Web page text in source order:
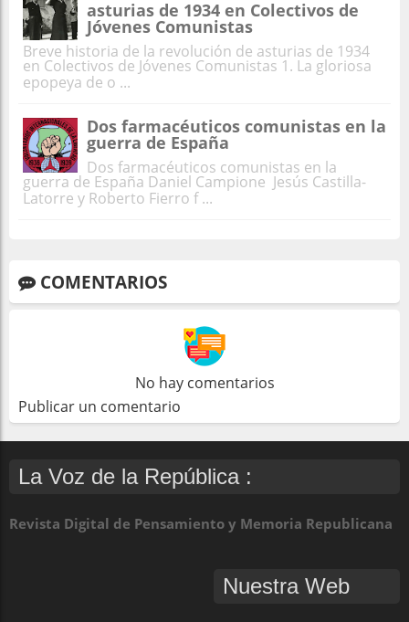
asturias de 1934 en Colectivos de
Jóvenes Comunistas
Breve historia de la revolución de asturias de 1934
en Colectivos de Jóvenes Comunistas 1. La gloriosa
epopeya de o ...
Dos farmacéuticos comunistas en la
guerra de España
Dos farmacéuticos comunistas en la
guerra de España Daniel Campione Jesús Castilla-
Latorre y Roberto Fierro f ...
COMENTARIOS
No hay comentarios
Publicar un comentario
La Voz de la República :
Revista Digital de Pensamiento y Memoria Republicana
Nuestra Web